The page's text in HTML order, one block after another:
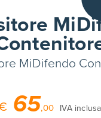
MiDifendo
65,00 IVA inclusa